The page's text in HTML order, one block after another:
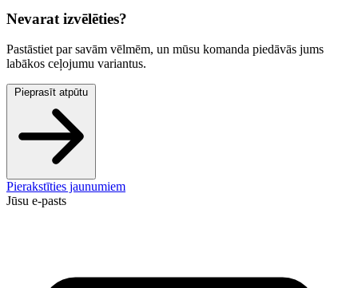
Nevarat izvēlēties?
Pastāstiet par savām vēlmēm, un mūsu komanda piedāvās jums
labākos ceļojumu variantus.
Pieprasīt atpūtu
Pierakstīties jaunumiem
Jūsu e-pasts